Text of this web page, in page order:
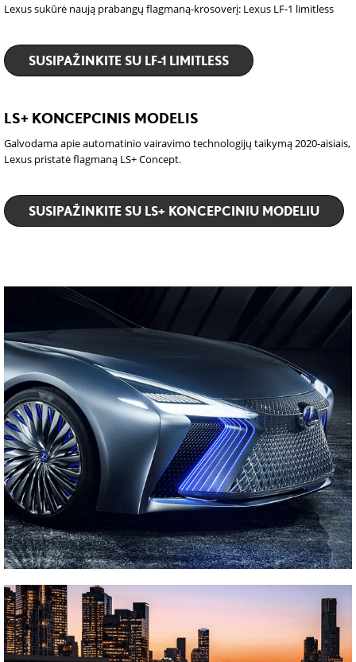
Lexus sukūrė naują prabangų flagmaną-krosoverį: Lexus LF-1 limitless
SUSIPAŽINKITE SU LF-1 LIMITLESS
LS+ KONCEPCINIS MODELIS
Galvodama apie automatinio vairavimo technologijų taikymą 2020-aisiais,
Lexus pristatė flagmaną LS+ Concept.
SUSIPAŽINKITE SU LS+ KONCEPCINIU MODELIU